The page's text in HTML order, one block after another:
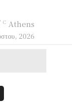
C Athens
2026